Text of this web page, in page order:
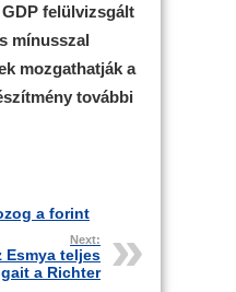
felülvizsgált
mínusszal
mozgathatják a
további
a forint
Next:
Esmya teljes
a Richter